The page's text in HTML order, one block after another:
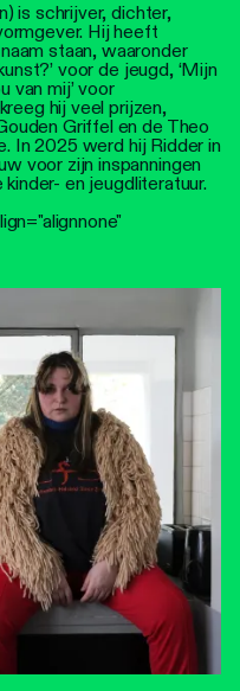
is schrijver, dichter,
Hij heeft
staan, waaronder
voor de jeugd, ‘Mijn
van mij’ voor
hij veel prijzen,
Griffel en de Theo
In 2025 werd hij Ridder in
voor zijn inspanningen
en jeugdliteratuur.